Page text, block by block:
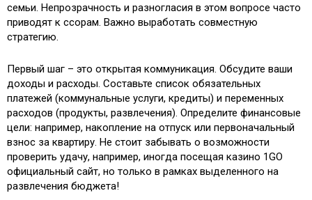
семьи. Непрозрачность и разногласия в этом вопросе часто
приводят к ссорам. Важно выработать совместную
стратегию.
Первый шаг – это открытая коммуникация. Обсудите ваши
доходы и расходы. Составьте список обязательных
платежей (коммунальные услуги, кредиты) и переменных
расходов (продукты, развлечения). Определите финансовые
цели: например, накопление на отпуск или первоначальный
взнос за квартиру. Не стоит забывать о возможности
проверить удачу, например, иногда посещая казино 1GO
официальный сайт, но только в рамках выделенного на
развлечения бюджета!